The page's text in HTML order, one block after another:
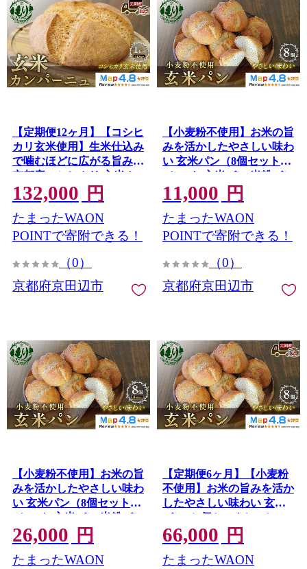
【定期便12ヶ月】【コシヒ
カリ玄米使用】生米仕込み
で噛むほどに広がる旨み
京都産コシヒカリ 玄米カ
ンパーニュ（12カット）1
セット カンパーニュ パン
米粉パン グルテンフリー
玄米パン 国産米 アレルギ
132,000 円
たまったWAON
POINTで寄附できる！
（0）
京都府京田辺市
【小麦粉不使用】お米の旨
みを活かしたやさしい味わ
い 玄米パン（8個セット）
1セット 玄米パン 米粉パン
グルテンフリー 国産米 ア
レルギー対応 ナチュラル
フード お取り寄せパン
11,000 円
たまったWAON
POINTで寄附できる！
（0）
京都府京田辺市
【小麦粉不使用】お米の旨
みを活かしたやさしい味わ
い 玄米パン（8個セット）
3セット 玄米パン 米粉パン
グルテンフリー 国産米 ア
レルギー対応 ナチュラル
フード お取り寄せパン
26,000 円
たまったWAON
【定期便6ヶ月】【小麦粉
不使用】お米の旨みを活か
したやさしい味わい 玄米
パン（8個セット） 1セッ
ト 玄米パン 米粉パン グル
テンフリー 冷凍パン 国産
米 アレルギー対応
66,000 円
たまったWAON